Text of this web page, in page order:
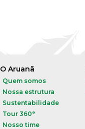
O Aruanã
Quem somos
Nossa estrutura
Sustentabilidade
Tour 360°
Nosso time